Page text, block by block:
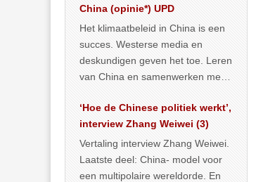
China (opinie*) UPD
Het klimaatbeleid in China is een
succes. Westerse media en
deskundigen geven het toe. Leren
van China en samenwerken met
… >> lees meer
‘Hoe de Chinese politiek werkt’,
interview Zhang Weiwei (3)
Vertaling interview Zhang Weiwei.
Laatste deel: China- model voor
een multipolaire wereldorde. En